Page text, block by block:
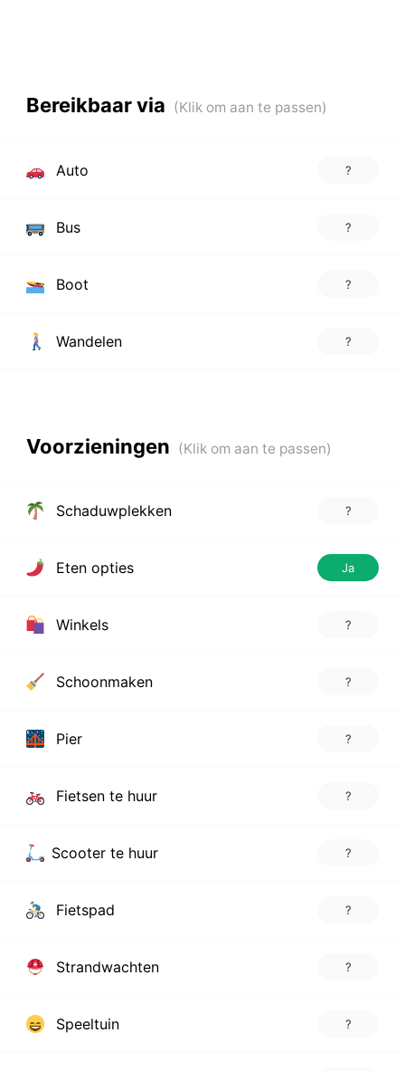
Bereikbaar via
Auto ?
Bus ?
Boot ?
Wandelen ?
Voorzieningen
Schaduwplekken ?
Eten opties Ja
Winkels ?
Schoonmaken ?
Pier ?
Fietsen te huur ?
Scooter te huur ?
Fietspad ?
Strandwachten ?
Speeltuin ?